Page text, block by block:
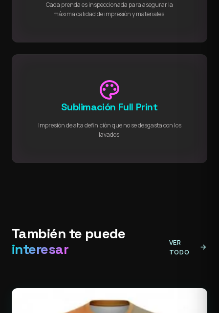
Cada prenda es inspeccionada para asegurar la
máxima calidad de impresión y materiales.
palette
Sublimación Full Print
Impresión de alta definición que no se desgasta con los
lavados.
También te puede
interesar
VER
TODO
arrow_forward